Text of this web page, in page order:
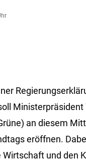
Ministerpräsident
an diesem
eröffnen.
Wirtschaft und den